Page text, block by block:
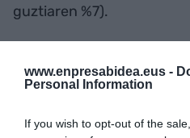
www.enpresabidea.eus -
Personal Information
If you wish to opt-out of the
guztiaren %7).
Gehitu
hobetsi gisa doan